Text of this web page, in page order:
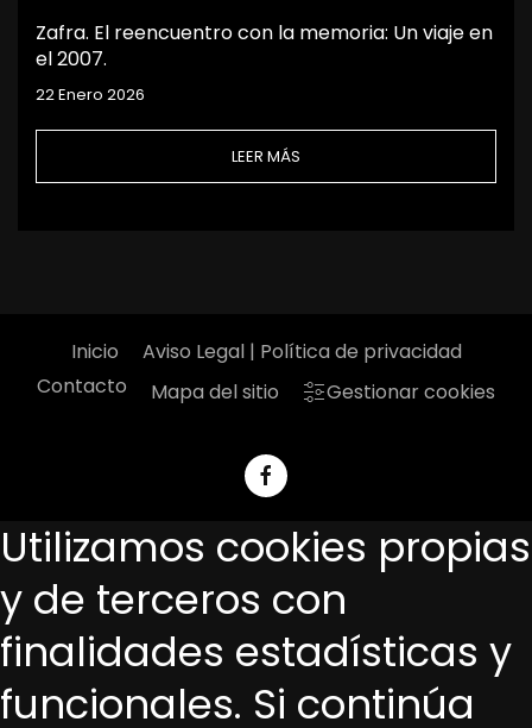
Zafra. El reencuentro con la memoria: Un viaje en
el 2007.
22 Enero 2026
LEER MÁS
Inicio
Aviso Legal | Política de privacidad
Contacto
Mapa del sitio Gestionar cookies
Utilizamos cookies propias
y de terceros con
finalidades estadísticas y
funcionales. Si continúa